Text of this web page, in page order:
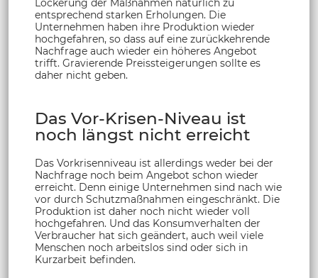
Lockerung der Maßnahmen natürlich zu
entsprechend starken Erholungen. Die
Unternehmen haben ihre Produktion wieder
hochgefahren, so dass auf eine zurückkehrende
Nachfrage auch wieder ein höheres Angebot
trifft. Gravierende Preissteigerungen sollte es
daher nicht geben.
Das Vor-Krisen-Niveau ist
noch längst nicht erreicht
Das Vorkrisenniveau ist allerdings weder bei der
Nachfrage noch beim Angebot schon wieder
erreicht. Denn einige Unternehmen sind nach wie
vor durch Schutzmaßnahmen eingeschränkt. Die
Produktion ist daher noch nicht wieder voll
hochgefahren. Und das Konsumverhalten der
Verbraucher hat sich geändert, auch weil viele
Menschen noch arbeitslos sind oder sich in
Kurzarbeit befinden.